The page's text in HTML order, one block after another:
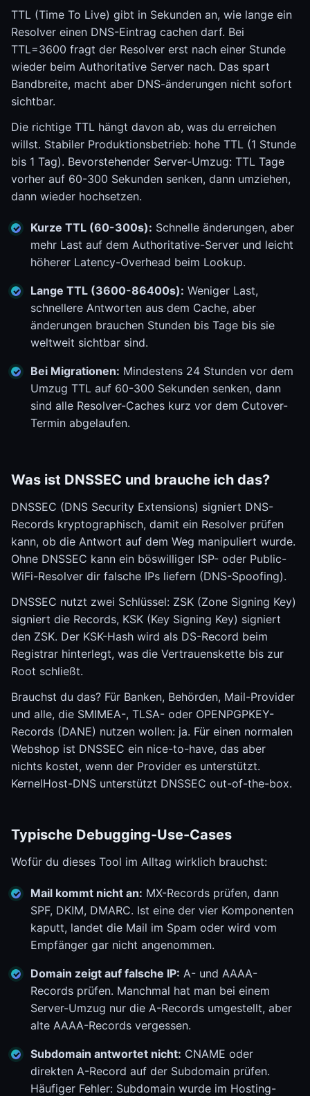
TTL (Time To Live) gibt in Sekunden an, wie lange ein
Resolver einen DNS-Eintrag cachen darf. Bei
TTL=3600 fragt der Resolver erst nach einer Stunde
wieder beim Authoritative Server nach. Das spart
Bandbreite, macht aber DNS-änderungen nicht sofort
sichtbar.
Die richtige TTL hängt davon ab, was du erreichen
willst. Stabiler Produktionsbetrieb: hohe TTL (1 Stunde
bis 1 Tag). Bevorstehender Server-Umzug: TTL Tage
vorher auf 60-300 Sekunden senken, dann umziehen,
dann wieder hochsetzen.
Kurze TTL (60-300s): Schnelle änderungen, aber
mehr Last auf dem Authoritative-Server und leicht
höherer Latency-Overhead beim Lookup.
Lange TTL (3600-86400s): Weniger Last,
schnellere Antworten aus dem Cache, aber
änderungen brauchen Stunden bis Tage bis sie
weltweit sichtbar sind.
Bei Migrationen: Mindestens 24 Stunden vor dem
Umzug TTL auf 60-300 Sekunden senken, dann
sind alle Resolver-Caches kurz vor dem Cutover-
Termin abgelaufen.
Was ist DNSSEC und brauche ich das?
DNSSEC (DNS Security Extensions) signiert DNS-
Records kryptographisch, damit ein Resolver prüfen
kann, ob die Antwort auf dem Weg manipuliert wurde.
Ohne DNSSEC kann ein böswilliger ISP- oder Public-
WiFi-Resolver dir falsche IPs liefern (DNS-Spoofing).
DNSSEC nutzt zwei Schlüssel: ZSK (Zone Signing Key)
signiert die Records, KSK (Key Signing Key) signiert
den ZSK. Der KSK-Hash wird als DS-Record beim
Registrar hinterlegt, was die Vertrauenskette bis zur
Root schließt.
Brauchst du das? Für Banken, Behörden, Mail-Provider
und alle, die SMIMEA-, TLSA- oder OPENPGPKEY-
Records (DANE) nutzen wollen: ja. Für einen normalen
Webshop ist DNSSEC ein nice-to-have, das aber
nichts kostet, wenn der Provider es unterstützt.
KernelHost-DNS unterstützt DNSSEC out-of-the-box.
Typische Debugging-Use-Cases
Wofür du dieses Tool im Alltag wirklich brauchst:
Mail kommt nicht an: MX-Records prüfen, dann
SPF, DKIM, DMARC. Ist eine der vier Komponenten
kaputt, landet die Mail im Spam oder wird vom
Empfänger gar nicht angenommen.
Domain zeigt auf falsche IP: A- und AAAA-
Records prüfen. Manchmal hat man bei einem
Server-Umzug nur die A-Records umgestellt, aber
alte AAAA-Records vergessen.
Subdomain antwortet nicht: CNAME oder
direkten A-Record auf der Subdomain prüfen.
Häufiger Fehler: Subdomain wurde im Hosting-